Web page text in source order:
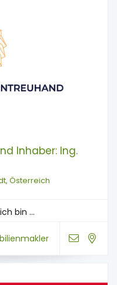
Inhaber: Ing.
Österreich
bin ...